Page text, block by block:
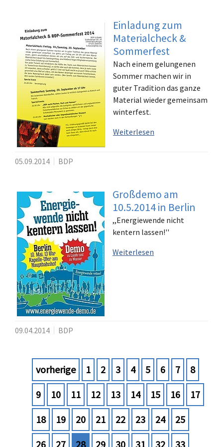
Einladung zum
Materialcheck &
Sommerfest
Nach einem gelungenen
Sommer machen wir in
guter Tradition das ganze
Material wieder gemeinsam
winterfest.
Weiterlesen
05.09.2014 BDP
Großdemo am
10.5.2014 in Berlin
,,Energiewende nicht
kentern lassen!''
Weiterlesen
09.04.2014 BDP
vorherige 1 2 3 4 5 6 7
8
9
10 11 12 13 14 15 16
17
18
19 20 21 22 23 24
25
26
27 28 29 30 31 32 33